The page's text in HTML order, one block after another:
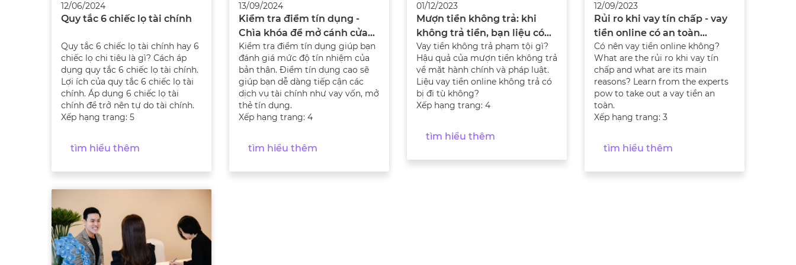
12/06/2024
Quy tắc 6 chiếc lọ tài chính
Quy tắc 6 chiếc lọ tài chính hay 6
chiếc lọ chi tiêu là gì? Cách áp
dụng quy tắc 6 chiếc lọ tài chính.
Lợi ích của quy tắc 6 chiếc lọ tài
chính. Áp dụng 6 chiếc lọ tài
chính để trở nên tự do tài chính.
Xếp hạng trang: 5
tìm hiểu thêm
13/09/2024
Kiểm tra điểm tín dụng -
Chìa khóa để mở cánh cửa
tài chính
Kiểm tra điểm tín dụng giúp bạn
đánh giá mức độ tín nhiệm của
bản thân. Điểm tín dụng cao sẽ
giúp bạn dễ dàng tiếp cận các
dịch vụ tài chính như vay vốn, mở
thẻ tín dụng.
Xếp hạng trang: 4
tìm hiểu thêm
01/12/2023
Mượn tiền không trả: khi
không trả tiền, bạn liệu có
đang phạm tội gì?
Vay tiền không trả phạm tội gì?
Hậu quả của mượn tiền không trả
về mặt hành chính và pháp luật.
Liệu vay tiền online không trả có
bị đi tù không?
Xếp hạng trang: 4
tìm hiểu thêm
12/09/2023
Rủi ro khi vay tín chấp - vay
tiền online có an toàn
không?
Có nên vay tiền online không?
What are the rủi ro khi vay tín
chấp and what are its main
reasons? Learn from the experts
рow to take out a vay tiền an
toàn.
Xếp hạng trang: 3
tìm hiểu thêm